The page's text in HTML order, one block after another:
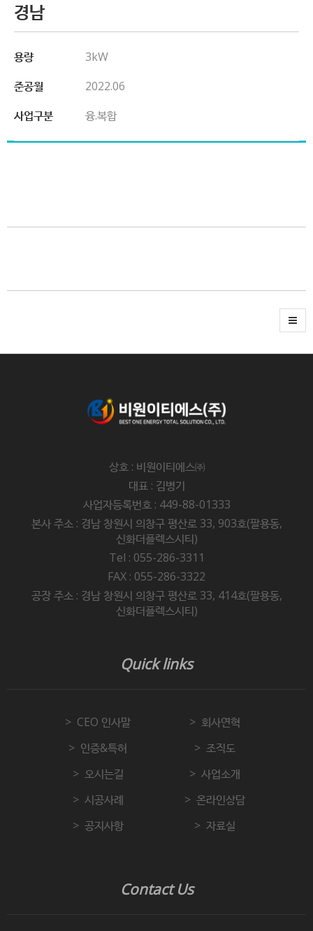
경남
용량
3kW
준공월
2022.06
사업구분
융.복합
상호 : 비원이티에스㈜
대표 : 김병기
사업자등록번호 : 449-88-01333
본사 주소 : 경남 창원시 의창구 평산로 33, 903호(팔용동,
신화더플렉스시티)
Tel : 055-286-3311
FAX : 055-286-3322
공장 주소 : 경남 창원시 의창구 평산로 33, 414호(팔용동,
신화더플렉스시티)
Quick links
CEO 인사말
회사연혁
인증&특허
조직도
오시는길
사업소개
시공사례
온라인상담
공지사항
자료실
Contact Us